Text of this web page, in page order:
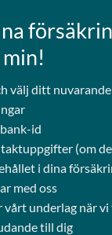
välj ditt
id
(om
i dina
med oss
vårt underlag när
till dig